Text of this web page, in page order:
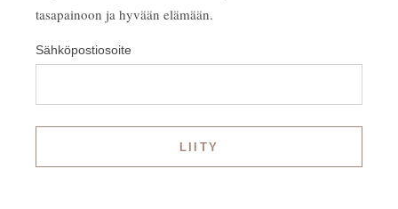
tasapainoon ja hyvään elämään.
Sähköpostiosoite